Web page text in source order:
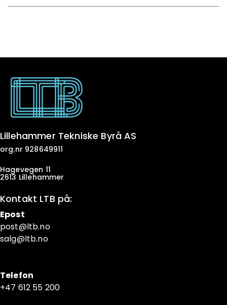
Lillehammer Tekniske Byrå AS
org.nr 928649911
Hagevegen 11
2613 Lillehammer
Kontakt LTB på:
Epost
post@ltb.no
salg@ltb.no
Telefon
+47 612 55 200